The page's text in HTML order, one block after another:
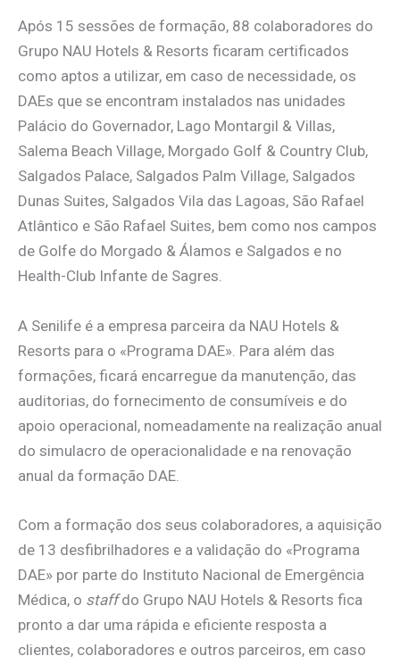
Após 15 sessões de formação, 88 colaboradores do
Grupo NAU Hotels & Resorts ficaram certificados
como aptos a utilizar, em caso de necessidade, os
DAEs que se encontram instalados nas unidades
Palácio do Governador, Lago Montargil & Villas,
Salema Beach Village, Morgado Golf & Country Club,
Salgados Palace, Salgados Palm Village, Salgados
Dunas Suites, Salgados Vila das Lagoas, São Rafael
Atlântico e São Rafael Suites, bem como nos campos
de Golfe do Morgado & Álamos e Salgados e no
Health-Club Infante de Sagres.
A Senilife é a empresa parceira da NAU Hotels &
Resorts para o «Programa DAE». Para além das
formações, ficará encarregue da manutenção, das
auditorias, do fornecimento de consumíveis e do
apoio operacional, nomeadamente na realização anual
do simulacro de operacionalidade e na renovação
anual da formação DAE.
Com a formação dos seus colaboradores, a aquisição
de 13 desfibrilhadores e a validação do «Programa
DAE» por parte do Instituto Nacional de Emergência
Médica, o staffdo Grupo NAU Hotels & Resorts fica
pronto a dar uma rápida e eficiente resposta a
clientes, colaboradores e outros parceiros, em caso